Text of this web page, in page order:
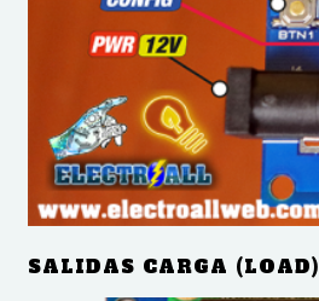
SALIDAS CARGA (LOAD)